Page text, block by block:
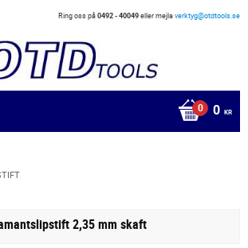
Ring oss på0492 - 40049eller mejlaverktyg@otdtools.se
0 KR
2,35 mm skaft